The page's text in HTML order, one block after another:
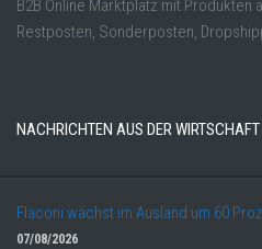
B2B Online Marktplatz mit Produkten
Restposten, Sonderposten,
NACHRICHTEN AUS DER WIRTSCHAFT
Flaconi wächst im Ausland um 60
07/08/2026